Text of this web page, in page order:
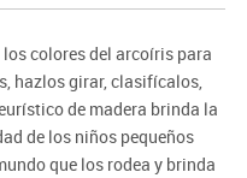
colores del arcoíris para
hazlos girar, clasifícalos,
de madera brinda la
de los niños pequeños
que los rodea y brinda